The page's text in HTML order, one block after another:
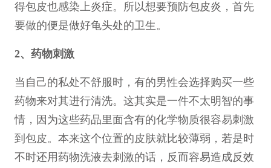
得包皮也感染上炎症。所以想要预防包皮炎，首先
要做的便是做好龟头处的卫生。
2、药物刺激
当自己的私处不舒服时，有的男性会选择购买一些
药物来对其进行清洗。这其实是一件不太明智的事
情，因为这些药品里面含有的化学物质很容易刺激
到包皮。本来这个位置的皮肤就比较薄弱，若是时
不时还用药物洗液去刺激的话，反而容易造成反效